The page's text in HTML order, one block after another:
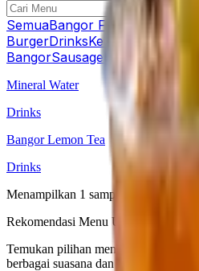
SemuaBangor Fried Chicken
BurgerDrinksKentang Goreng
BangorSausage Side Dish
Mineral Water
Drinks
Bangor Lemon Tea
Drinks
Menampilkan 1 sampai
Rekomendasi Menu Untuk Setiap
Temukan pilihan menu favorit kami
berbagai suasana dan momen.